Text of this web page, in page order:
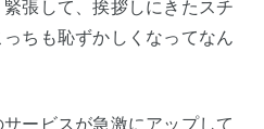
張して、挨拶しにきたスチ
ちも恥ずかしくなってなん
ービスが急激にアップして